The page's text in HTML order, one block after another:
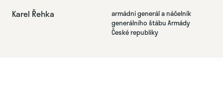
Karel Řehka
armádní generál a náčelník
generálního štábu Armády
České republiky